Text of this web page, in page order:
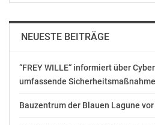
AUSSCHLIESSLICHER
der jeweilige Aussender
Gefällt mir:
NEUESTE BEITRÄGE
“FREY WILLE“ informiert über
umfassende
Bauzentrum der Blauen Lagune